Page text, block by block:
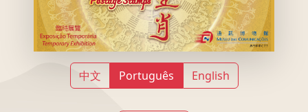
中文 Português English